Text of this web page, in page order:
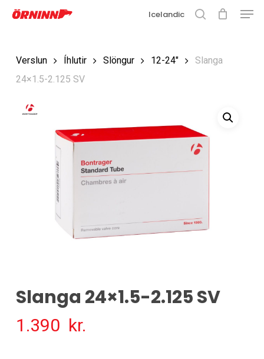
Fara
Icelandic
Verslun Íhlutir Slöngur 12-24"
Slanga
24×1.5-2.125 SV
Slanga 24×1.5-2.125 SV
1.390 kr.